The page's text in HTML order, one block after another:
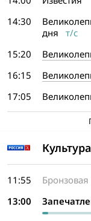
14:30
дня т/с
15:20
16:15
17:05
Культура
11:55
13:00